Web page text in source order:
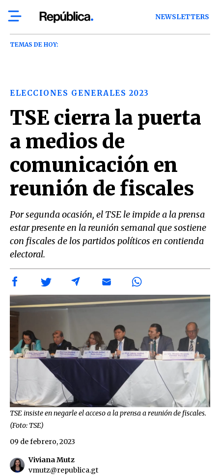
NEWSLETTERS
TEMAS DE HOY:
ELECCIONES GENERALES 2023
TSE cierra la puerta
a medios de
comunicación en
reunión de fiscales
Por segunda ocasión, el TSE le impide a la prensa
estar presente en la reunión semanal que sostiene
con fiscales de los partidos políticos en contienda
electoral.
TSE insiste en negarle el acceso a la prensa a reunión de fiscales.
(Foto: TSE)
Viviana Mutz
vmutz@republica.gt
09 de febrero, 2023